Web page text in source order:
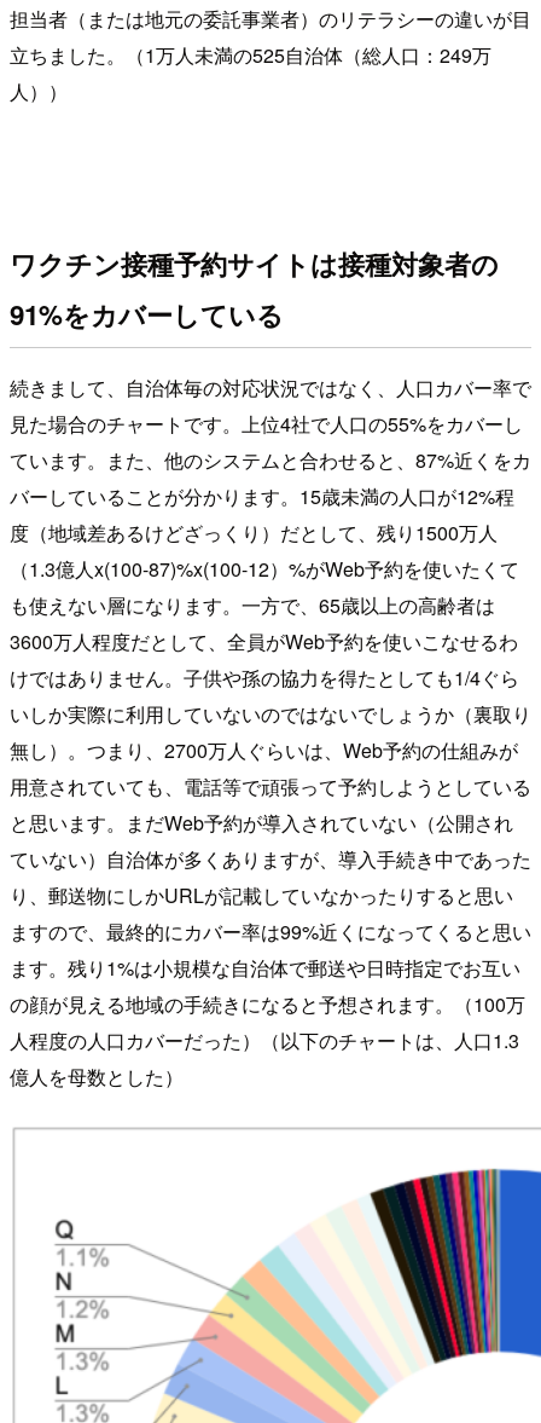
担当者（または地元の委託事業者）のリテラシーの違いが目
立ちました。（1万人未満の525自治体（総人口：249万
人））
ワクチン接種予約サイトは接種対象者の
91%をカバーしている
続きまして、自治体毎の対応状況ではなく、人口カバー率で
見た場合のチャートです。上位4社で人口の55%をカバーし
ています。また、他のシステムと合わせると、87%近くをカ
バーしていることが分かります。15歳未満の人口が12%程
度（地域差あるけどざっくり）だとして、残り1500万人
（1.3億人x(100-87)%x(100-12）%がWeb予約を使いたくて
も使えない層になります。一方で、65歳以上の高齢者は
3600万人程度だとして、全員がWeb予約を使いこなせるわ
けではありません。子供や孫の協力を得たとしても1/4ぐら
いしか実際に利用していないのではないでしょうか（裏取り
無し）。つまり、2700万人ぐらいは、Web予約の仕組みが
用意されていても、電話等で頑張って予約しようとしている
と思います。まだWeb予約が導入されていない（公開され
ていない）自治体が多くありますが、導入手続き中であった
り、郵送物にしかURLが記載していなかったりすると思い
ますので、最終的にカバー率は99%近くになってくると思い
ます。残り1%は小規模な自治体で郵送や日時指定でお互い
の顔が見える地域の手続きになると予想されます。（100万
人程度の人口カバーだった）（以下のチャートは、人口1.3
億人を母数とした）